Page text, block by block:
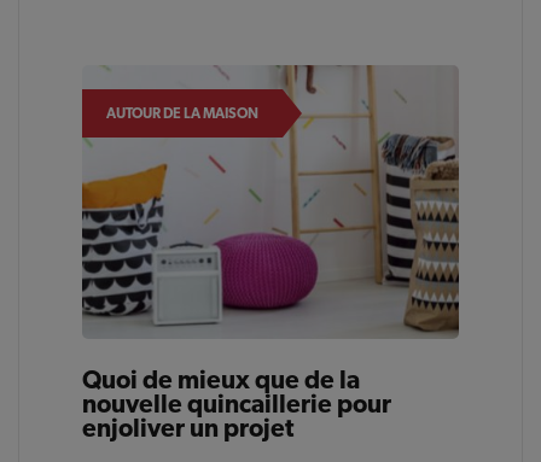
AUTOUR DE LA MAISON
Quoi de mieux que de la
nouvelle quincaillerie pour
enjoliver un projet